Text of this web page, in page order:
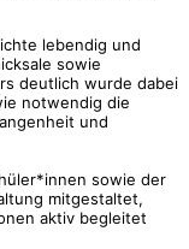
lebendig und
sowie
deutlich wurde dabei
notwendig die
und
sowie der
mitgestaltet,
aktiv begleitet